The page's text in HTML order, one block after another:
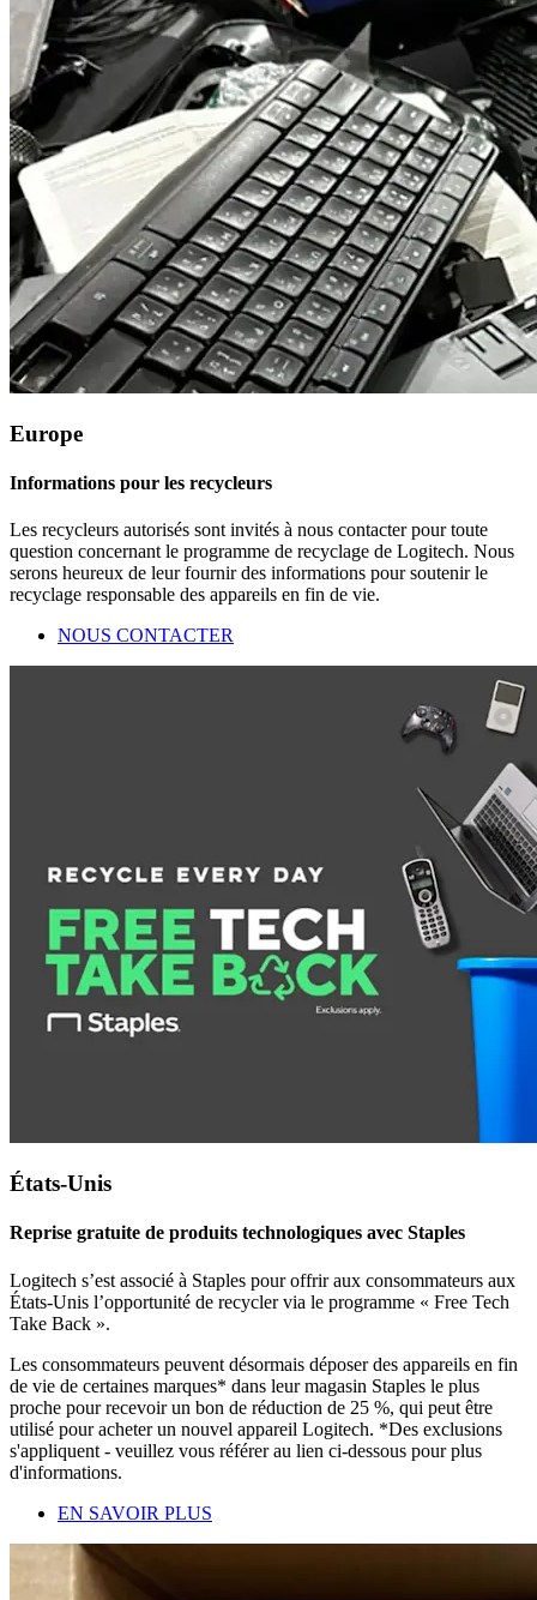
Europe
Informations pour les recycleurs
Les recycleurs autorisés sont invités à nous contacter pour toute
question concernant le programme de recyclage de Logitech. Nous
serons heureux de leur fournir des informations pour soutenir le
recyclage responsable des appareils en fin de vie.
NOUS CONTACTER
États-Unis
Reprise gratuite de produits technologiques avec Staples
Logitech s’est associé à Staples pour offrir aux consommateurs aux
États-Unis l’opportunité de recycler via le programme « Free Tech
Take Back ».
Les consommateurs peuvent désormais déposer des appareils en fin
de vie de certaines marques* dans leur magasin Staples le plus
proche pour recevoir un bon de réduction de 25 %, qui peut être
utilisé pour acheter un nouvel appareil Logitech. *Des exclusions
s'appliquent - veuillez vous référer au lien ci-dessous pour plus
d'informations.
EN SAVOIR PLUS